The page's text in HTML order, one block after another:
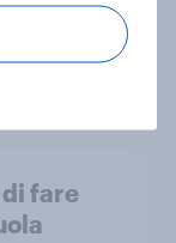
tra
fare